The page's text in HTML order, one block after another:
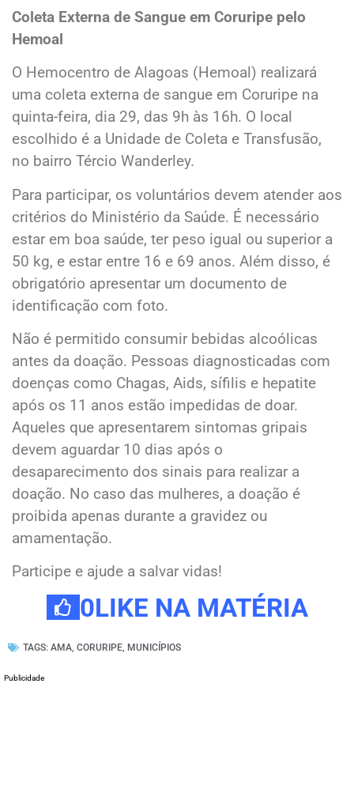
Coleta Externa de Sangue em Coruripe pelo
Hemoal
O Hemocentro de Alagoas (Hemoal) realizará
uma coleta externa de sangue em Coruripe na
quinta-feira, dia 29, das 9h às 16h. O local
escolhido é a Unidade de Coleta e Transfusão,
no bairro Tércio Wanderley.
Para participar, os voluntários devem atender aos
critérios do Ministério da Saúde. É necessário
estar em boa saúde, ter peso igual ou superior a
50 kg, e estar entre 16 e 69 anos. Além disso, é
obrigatório apresentar um documento de
identificação com foto.
Não é permitido consumir bebidas alcoólicas
antes da doação. Pessoas diagnosticadas com
doenças como Chagas, Aids, sífilis e hepatite
após os 11 anos estão impedidas de doar.
Aqueles que apresentarem sintomas gripais
devem aguardar 10 dias após o
desaparecimento dos sinais para realizar a
doação. No caso das mulheres, a doação é
proibida apenas durante a gravidez ou
amamentação.
Participe e ajude a salvar vidas!
0LIKE NA MATÉRIA
TAGS: AMA CORURIPE MUNICÍPIOS
Publicidade